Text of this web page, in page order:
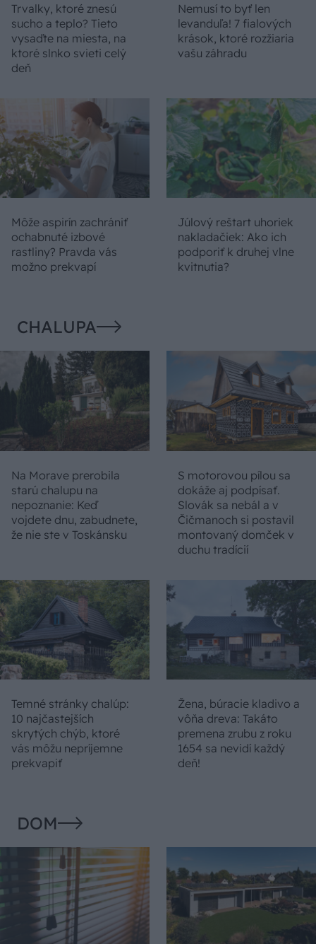
Trvalky, ktoré znesú
sucho a teplo? Tieto
vysaďte na miesta, na
ktoré slnko svieti celý
deň
Nemusí to byť len
levanduľa! 7 fialových
krások, ktoré rozžiaria
vašu záhradu
Môže aspirín zachrániť
ochabnuté izbové
rastliny? Pravda vás
možno prekvapí
Júlový reštart uhoriek
nakladačiek: Ako ich
podporiť k druhej vlne
kvitnutia?
CHALUPA
Na Morave prerobila
starú chalupu na
nepoznanie: Keď
vojdete dnu, zabudnete,
že nie ste v Toskánsku
S motorovou pílou sa
dokáže aj podpísať.
Slovák sa nebál a v
Čičmanoch si postavil
montovaný domček v
duchu tradícií
Temné stránky chalúp:
10 najčastejších
skrytých chýb, ktoré
vás môžu nepríjemne
prekvapiť
Žena, búracie kladivo a
vôňa dreva: Takáto
premena zrubu z roku
1654 sa nevidí každý
deň!
DOM